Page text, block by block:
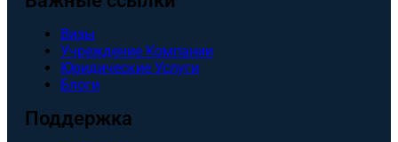
Визы
Учреждение Компании
Юридические Услуги
Блоги
Поддержка